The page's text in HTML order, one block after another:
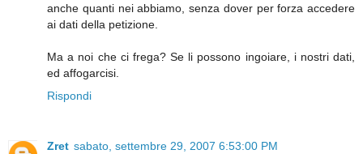
anche quanti nei abbiamo, senza dover per forza accedere
ai dati della petizione.
Ma a noi che ci frega? Se li possono ingoiare, i nostri dati,
ed affogarcisi.
Rispondi
Zret sabato, settembre 29, 2007 6:53:00 PM